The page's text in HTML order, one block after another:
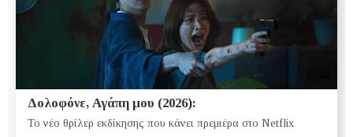
Δολοφόνε, Αγάπη μου (2026):
Το νέο θρίλερ εκδίκησης που κάνει πρεμιέρα στο Netflix